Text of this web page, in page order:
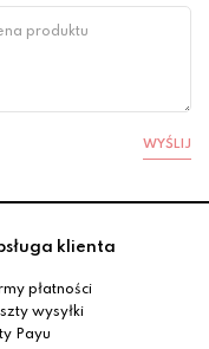
WYŚLIJ
klienta
płatności
wysyłki
Payu